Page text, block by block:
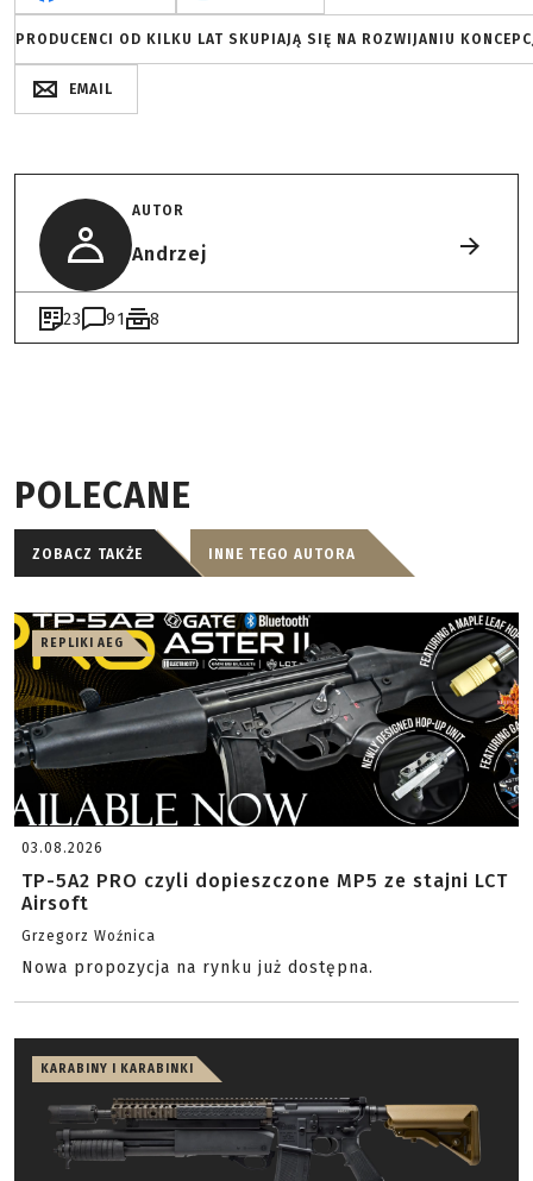
PRODUCENCI OD KILKU LAT SKUPIAJĄ SIĘ NA ROZWIJANIU
EMAIL
AUTOR
Andrzej
23 91 8
POLECANE
ZOBACZ TAKŻE INNE TEGO AUTORA
REPLIKI AEG
03.08.2026
TP-5A2 PRO czyli dopieszczone MP5 ze stajni LCT
Airsoft
Grzegorz Woźnica
Nowa propozycja na rynku już dostępna.
KARABINY I KARABINKI